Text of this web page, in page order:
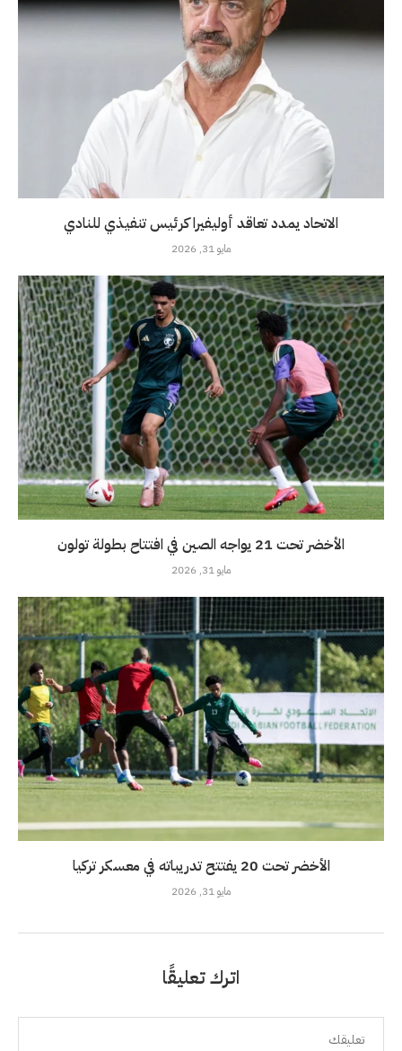
الاتحاد يمدد تعاقد أوليفيرا كرئيس تنفيذي للنادي
مايو 31, 2026
الأخضر تحت 21 يواجه الصين في افتتاح بطولة تولون
مايو 31, 2026
الأخضر تحت 20 يفتتح تدريباته في معسكر تركيا
مايو 31, 2026
اترك تعليقًا